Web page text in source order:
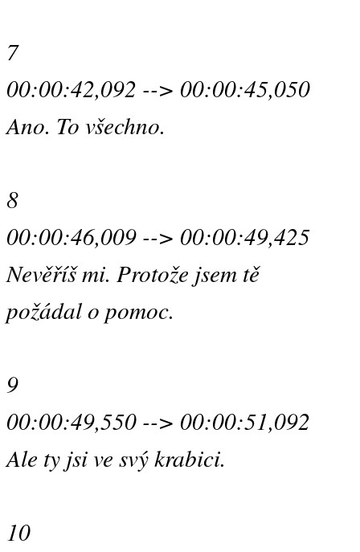
7
00:00:42,092 --> 00:00:45,050
Ano. To všechno.
8
00:00:46,009 --> 00:00:49,425
Nevěříš mi. Protože jsem tě
požádal o pomoc.
9
00:00:49,550 --> 00:00:51,092
Ale ty jsi ve svý krabici.
10